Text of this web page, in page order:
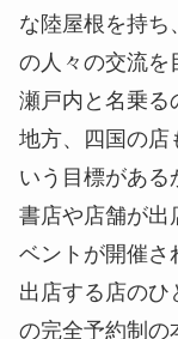
な陸屋根を持ち
の人々の交流を
瀬戸内と名乗る
地方、四国の店
いう目標がある
書店や店舗が出
ベントが開催さ
出店する店のひ
の完全予約制の